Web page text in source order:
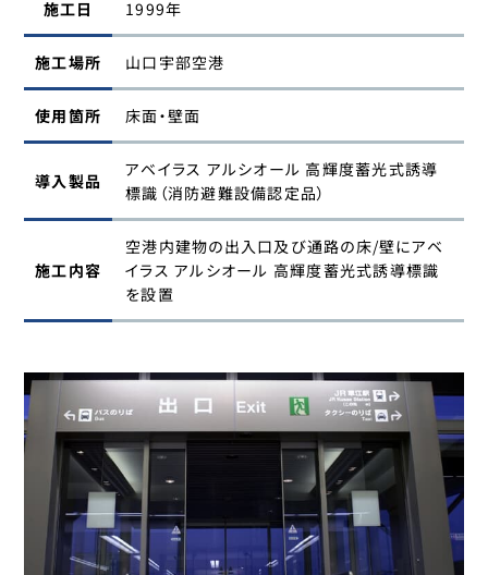
施工日 1999年
施工場所 山口宇部空港
使用箇所 床面・壁面
導入製品
アベイラス アルシオール 高輝度蓄光式誘導
標識（消防避難設備認定品）
施工内容
空港内建物の出入口及び通路の床/壁にアベ
イラス アルシオール 高輝度蓄光式誘導標識
を設置